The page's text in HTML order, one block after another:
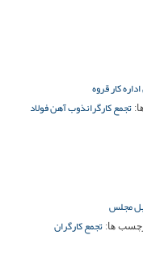
کار قروه
تجمع کارگرانذوب آهن فولاد
مجلس
ها: تجمع کارگران